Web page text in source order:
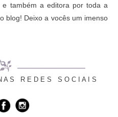
e também a editora por toda a
blog! Deixo a vocês um imenso
A S R E D E S S O C I A I S